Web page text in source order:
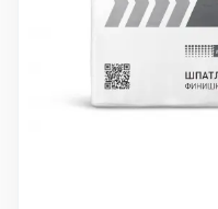
В корзину